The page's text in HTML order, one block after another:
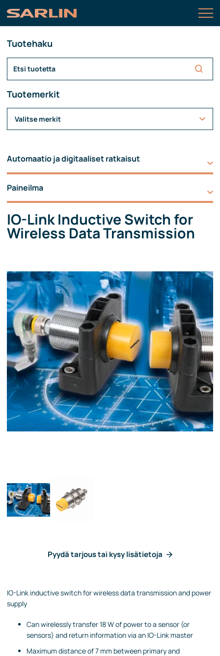
Tuotehaku
Tuotemerkit
Valitse merkit
Automaatio ja digitaaliset ratkaisut
Paineilma
IO-Link Inductive Switch for
Wireless Data Transmission
Pyydä tarjous tai kysy lisätietoja
IO-Link inductive switch for wireless data transmission and power
supply
Can wirelessly transfer 18 W of power to a sensor (or
sensors) and return information via an IO-Link master
Maximum distance of 7 mm between primary and